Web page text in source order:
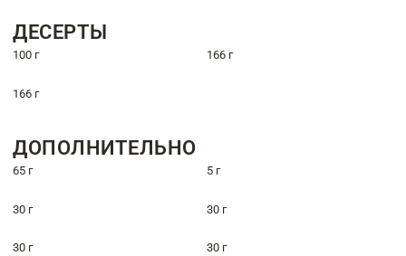
ДЕСЕРТЫ
100 г 166 г
166 г
ДОПОЛНИТЕЛЬНО
65 г 5 г
30 г 30 г
30 г 30 г